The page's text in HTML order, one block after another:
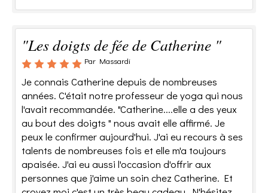
"Les doigts de fée de Catherine "
Par Massardi
Je connais Catherine depuis de nombreuses
années. C'était notre professeur de yoga qui nous
l'avait recommandée. "Catherine....elle a des yeux
au bout des doigts " nous avait elle affirmé. Je
peux le confirmer aujourd'hui. J'ai eu recours à ses
talents de nombreuses fois et elle m'a toujours
apaisée. J'ai eu aussi l'occasion d'offrir aux
personnes que j'aime un soin chez Catherine. Et